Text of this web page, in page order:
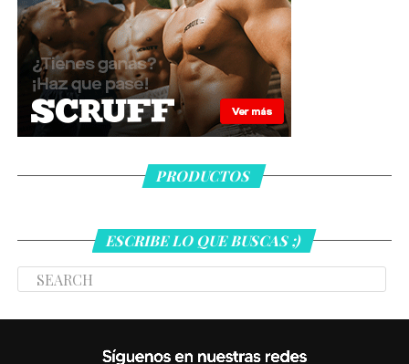
PRODUCTOS
ESCRIBE LO QUE BUSCAS ;)